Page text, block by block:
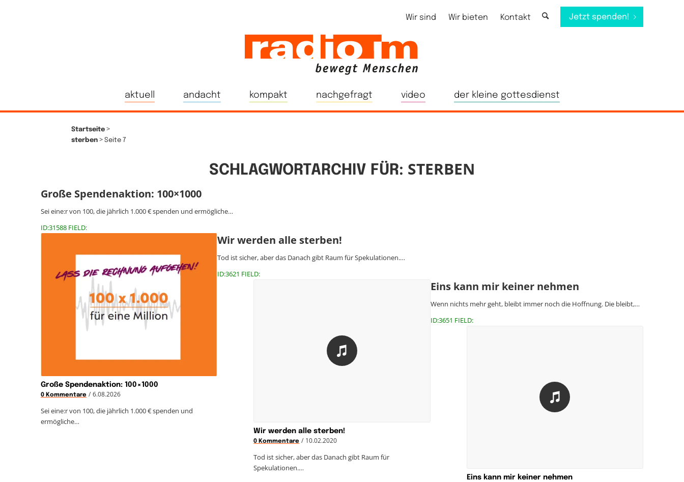
Wir sind Wir bieten Kontakt Jetzt spenden!
aktuell andacht kompakt nachgefragt video der kleine gottesdienst
Startseite >
sterben > Seite 7
SCHLAGWORTARCHIV FÜR: STERBEN
Große Spendenaktion: 100×1000
Sei eine:r von 100, die jährlich 1.000 € spenden und ermögliche…
ID:31588 FIELD:
Große Spendenaktion: 100×1000
0 Kommentare / 6.08.2026
Sei eine:r von 100, die jährlich 1.000 € spenden und
ermögliche…
Wir werden alle sterben!
Tod ist sicher, aber das Danach gibt Raum für Spekulationen.…
ID:3621 FIELD:
Wir werden alle sterben!
0 Kommentare / 10.02.2020
Tod ist sicher, aber das Danach gibt Raum für
Spekulationen.…
Eins kann mir keiner nehmen
Wenn nichts mehr geht, bleibt immer noch die Hoffnung. Die bleibt,…
ID:3651 FIELD:
Eins kann mir keiner nehmen